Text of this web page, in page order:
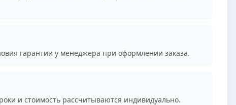
гарантии у менеджера при оформлении заказа.
и стоимость рассчитываются индивидуально.